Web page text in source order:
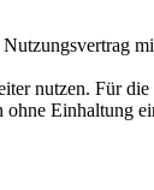
nutzen. Für
Einhaltung